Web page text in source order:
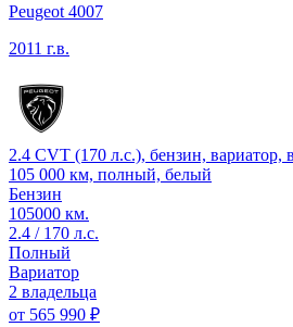
Peugeot 4007
2011 г.в.
2.4 CVT (170 л.с.), бензин, вариатор,
105 000 км, полный, белый
Бензин
105000 км.
2.4 / 170 л.с.
Полный
Вариатор
2 владельца
от 565 990 ₽